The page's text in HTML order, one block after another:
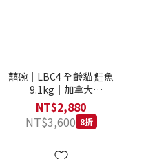
囍碗｜LBC4 全齡貓 鮭魚
9.1kg｜加拿大
Loveabowl 天然無穀糧
9.1公斤 成貓 無穀貓飼料
NT$2,880
NT$3,600 8折